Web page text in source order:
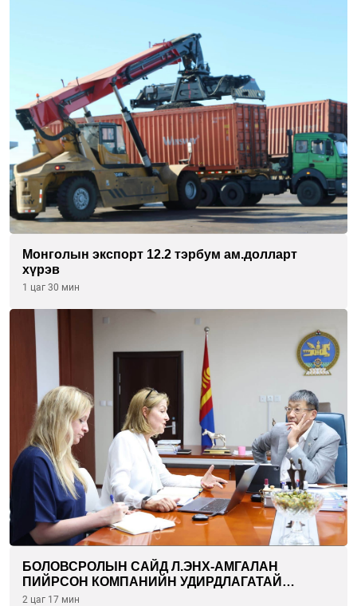
Монголын экспорт 12.2 тэрбум ам.долларт
хүрэв
1 цаг 30 мин
БОЛОВСРОЛЫН САЙД Л.ЭНХ-АМГАЛАН
ПИЙРСОН КОМПАНИЙН УДИРДЛАГАТАЙ
УУЛЗЛАА
2 цаг 17 мин